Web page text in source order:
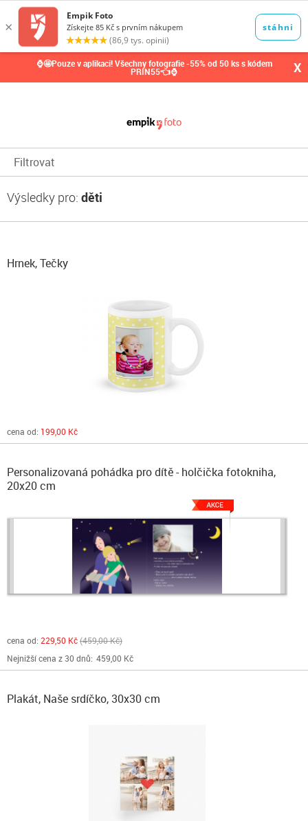
⌚🤩Pouze v aplikaci! Všechny fotografie -55% od 50 ks s kódem
PRIN55👈⌚ X
Filtrovat
Výsledky pro: děti
Hrnek, Tečky
cena od: 199,00 Kč
Personalizovaná pohádka pro dítě - holčička fotokniha,
20x20 cm
cena od: 229,50 Kč 459,00 Kč
Nejnižší cena z 30 dnů: 459,00 Kč
Plakát, Naše srdíčko, 30x30 cm